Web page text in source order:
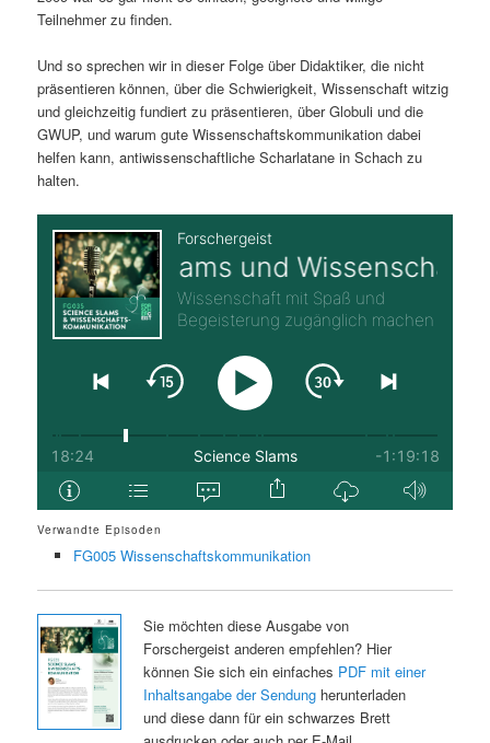
g
e
n
i
n
g
e
n
Teilnehmer zu finden.
Und so sprechen wir in dieser Folge über Didaktiker, die nicht
präsentieren können, über die Schwierigkeit, Wissenschaft witzig
und gleichzeitig fundiert zu präsentieren, über Globuli und die
GWUP, und warum gute Wissenschaftskommunikation dabei
helfen kann, antiwissenschaftliche Scharlatane in Schach zu
halten.
Verwandte Episoden
FG005 Wissenschaftskommunikation
Sie möchten diese Ausgabe von
Forschergeist anderen empfehlen? Hier
können Sie sich ein einfaches PDF mit einer
Inhaltsangabe der Sendungherunterladen
und diese dann für ein schwarzes Brett